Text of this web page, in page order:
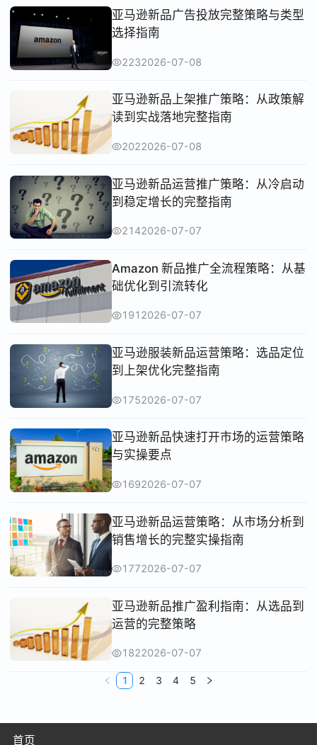
亚马逊新品广告投放完整策略与类型
选择指南
2232026-07-08
亚马逊新品上架推广策略：从政策解
读到实战落地完整指南
2022026-07-08
亚马逊新品运营推广策略：从冷启动
到稳定增长的完整指南
2142026-07-07
Amazon 新品推广全流程策略：从基
础优化到引流转化
191 2026-07-07
亚马逊服装新品运营策略：选品定位
到上架优化完整指南
1752026-07-07
亚马逊新品快速打开市场的运营策略
与实操要点
1692026-07-07
亚马逊新品运营策略：从市场分析到
销售增长的完整实操指南
1772026-07-07
亚马逊新品推广盈利指南：从选品到
运营的完整策略
1822026-07-07
1 2 3 4 5
首页